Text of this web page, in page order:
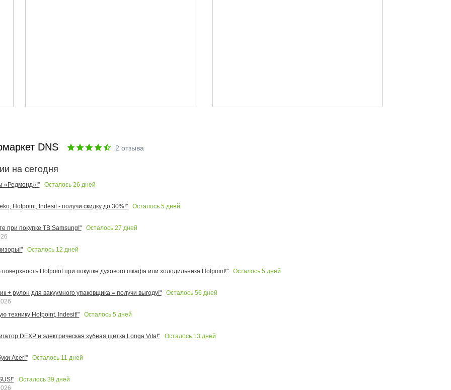
DNS 2 отзыва
на сегодня
«Редмонд»!" Осталось 26 дней
Hotpoint, Indesit - получи скидку до 30%!" Осталось 5 дней
при покупке ТВ Samsung!" Осталось 27 дней
Осталось 12 дней
Hotpoint при покупке духового шкафа или холодильника Hotpoint!" Осталось 5 дней
+ рулон для вакуумного упаковщика = получи выгоду!" Осталось 56 дней
технику Hotpoint, Indesit!"
Осталось 5 дней
DEXP и электрическая зубная щетка Longa Vita!" Осталось 13 дней
Acer!" Осталось 11 дней
Осталось 39 дней